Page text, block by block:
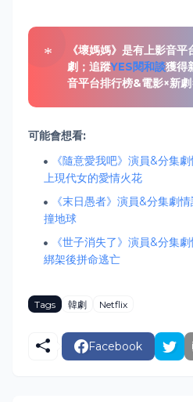
《壞媽媽》是有上影音
劇；追蹤YES閱和談獲得
音平台排行榜&電影×新劇
可能會想看:
《隨意愛我吧》演員&分集
上現代女的愛情火花
《末日愚者》演員&分集劇
撞地球
《世子消失了》演員&分集
綁架後拼命逃亡
Tags 韓劇 Netflix
Facebook